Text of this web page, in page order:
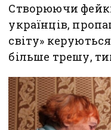
Створюючи
українців,
світу»
більше трешу,